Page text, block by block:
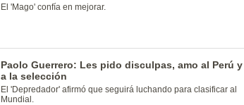
El 'Mago' confía en mejorar.
Paolo Guerrero: Les pido disculpas, amo al Perú y
a la selección
El 'Depredador' afirmó que seguirá luchando para clasificar al
Mundial.